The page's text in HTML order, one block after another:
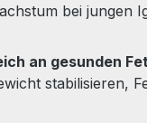
bei jungen
an gesunden
stabilisieren,